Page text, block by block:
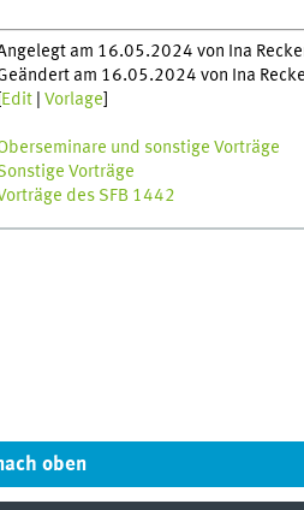
am 16.05.2024 von Ina
am 16.05.2024 von Ina
Edit| Vorlage
und sonstige Vorträge
Vorträge
des SFB 1442
oben